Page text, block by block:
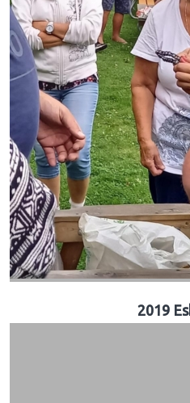
2019